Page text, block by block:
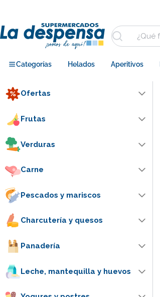
contenido
Buscar
Categorías Helados Aperitivos
Ofertas
Frutas
Verduras
Carne
Pescados y mariscos
Charcutería y quesos
Panadería
Leche, mantequilla y huevos